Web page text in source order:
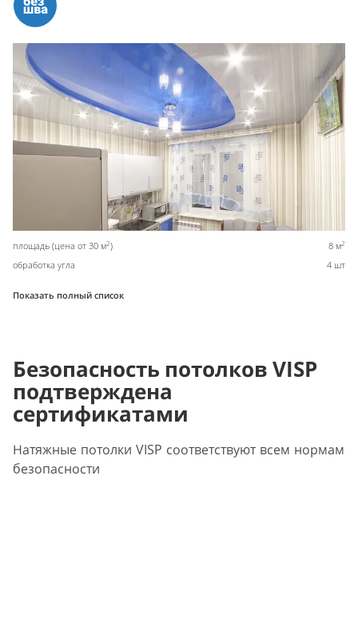
площадь (цена от 30 м2) 8 м2
обработка угла 4 шт
Показать полный список
Безопасность потолков VISP
подтверждена
сертификатами
Натяжные потолки VISP соответствуют всем нормам
безопасности